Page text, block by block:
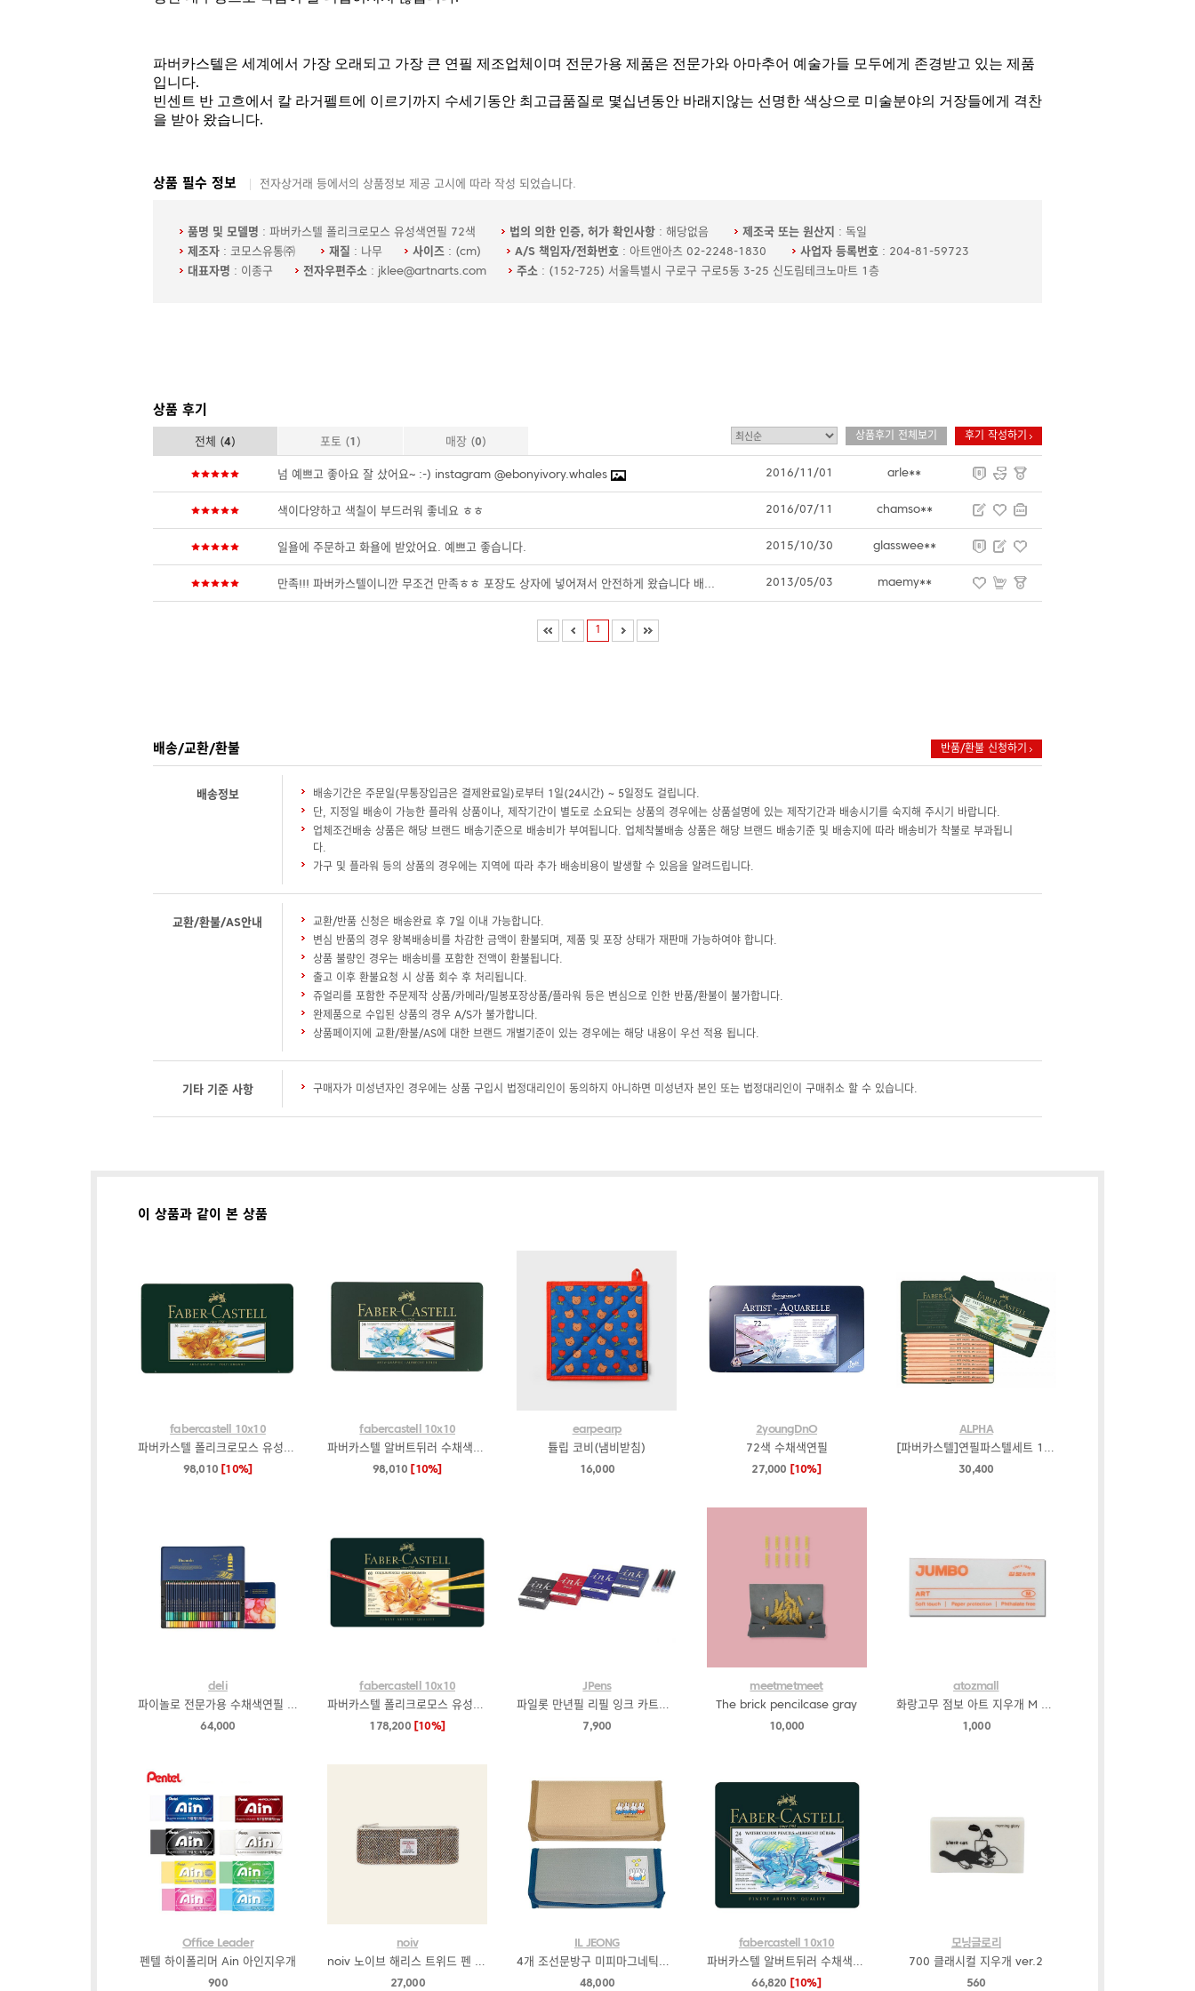
상품 필수 정보 전자상거래 등에서의 상품정보 제공 고시에 따라 작성 되었습니다.
품명 및 모델명 : 파버카스텔 폴리크로모스 유성색연필 72색 법의 의한 인증, 허가 확인사항 : 해당없음 제조국 또는 원산지
: 독일
제조자 : 코모스유통㈜ 재질 : 나무 사이즈 : (cm) A/S 책임자/전화번호 : 아트앤아츠 02-2248-1830 사업자 등록번호 : 204-81-59723
대표자명 : 이종구 전자우편주소 : jklee@artnarts.com 주소 : (152-725) 서울특별시 구로구 구로5동 3-25 신도림테크노마트 1층
상품 후기
전체 (4) 포토 (1 ) 매장 (0) 상품후기 전체보기 후기 작성하기
넘 예쁘고 좋아요 잘 샀어요~ :-) instagram @ebonyivory.whales 2016/11/01 arle**
색이다양하고 색칠이 부드러워 좋네요 ㅎㅎ 2016/07/11 chamso**
일욜에 주문하고 화욜에 받았어요. 예쁘고 좋습니다. 2015/10/30 glasswee**
만족!!! 파버카스텔이니깐 무조건 만족ㅎㅎ 포장도 상자에 넣어져서 안전하게 왔습니다 배... 2013/05/03 maemy**
1
배송/교환/환불 반품/환불 신청하기
배송정보
배송기간은 주문일(무통장입금은 결제완료일)로부터 1일(24시간) ~ 5일정도 걸립니다.
단, 지정일 배송이 가능한 플라워 상품이나, 제작기간이 별도로 소요되는 상품의 경우에는 상품설명에 있는 제작기간과 배송시기를 숙지해 주시기 바랍니다.
업체조건배송 상품은 해당 브랜드 배송기준으로 배송비가 부여됩니다. 업체착불배송 상품은 해당 브랜드 배송기준 및 배송지에 따라 배송비가 착불로 부과됩니
다.
가구 및 플라워 등의 상품의 경우에는 지역에 따라 추가 배송비용이 발생할 수 있음을 알려드립니다.
교환/환불/AS안내
교환/반품 신청은 배송완료 후 7일 이내 가능합니다.
변심 반품의 경우 왕복배송비를 차감한 금액이 환불되며, 제품 및 포장 상태가 재판매 가능하여야 합니다.
상품 불량인 경우는 배송비를 포함한 전액이 환불됩니다.
출고 이후 환불요청 시 상품 회수 후 처리됩니다.
쥬얼리를 포함한 주문제작 상품/카메라/밀봉포장상품/플라워 등은 변심으로 인한 반품/환불이 불가합니다.
완제품으로 수입된 상품의 경우 A/S가 불가합니다.
상품페이지에 교환/환불/AS에 대한 브랜드 개별기준이 있는 경우에는 해당 내용이 우선 적용 됩니다.
기타 기준 사항 구매자가 미성년자인 경우에는 상품 구입시 법정대리인이 동의하지 아니하면 미성년자 본인 또는 법정대리인이 구매취소 할 수 있습니다.
이 상품과 같이 본 상품
fabercastell 10x10
파버카스텔 폴리크로모스 유성색연필 36색
98,010 [10%]
fabercastell 10x10
파버카스텔 알버트뒤러 수채색연필 36색
98,010 [10%]
earpearp
튤립 코비(냄비받침)
16,000
2youngDnO
72색 수채색연필
27,000 [10%]
ALPHA
[파버카스텔]연필파스텔세트 12색 112112
30,400
deli
파이놀로 전문가용 수채색연필 72색
64,000
fabercastell 10x10
파버카스텔 폴리크로모스 유성색연필 60색
178,200 [10%]
JPens
파일롯 만년필 리필 잉크 카트리지(4컬러)
7,900
meetmetmeet
The brick pencilcase gray
10,000
atozmall
화랑고무 점보 아트 지우개 M 낱개
1,000
Office Leader
펜텔 하이폴리머 Ain 아인지우개
900
noiv
noiv 노이브 해리스 트위드 펜 파우치 - 베이지브라운
27,000
IL JEONG
4개 조선문방구 미피마그네틱파우치 1박스
48,000
fabercastell 10x10
파버카스텔 알버트뒤러 수채색연필 24색
66,820 [10%]
모닝글로리
700 클래시컬 지우개 ver.2
560